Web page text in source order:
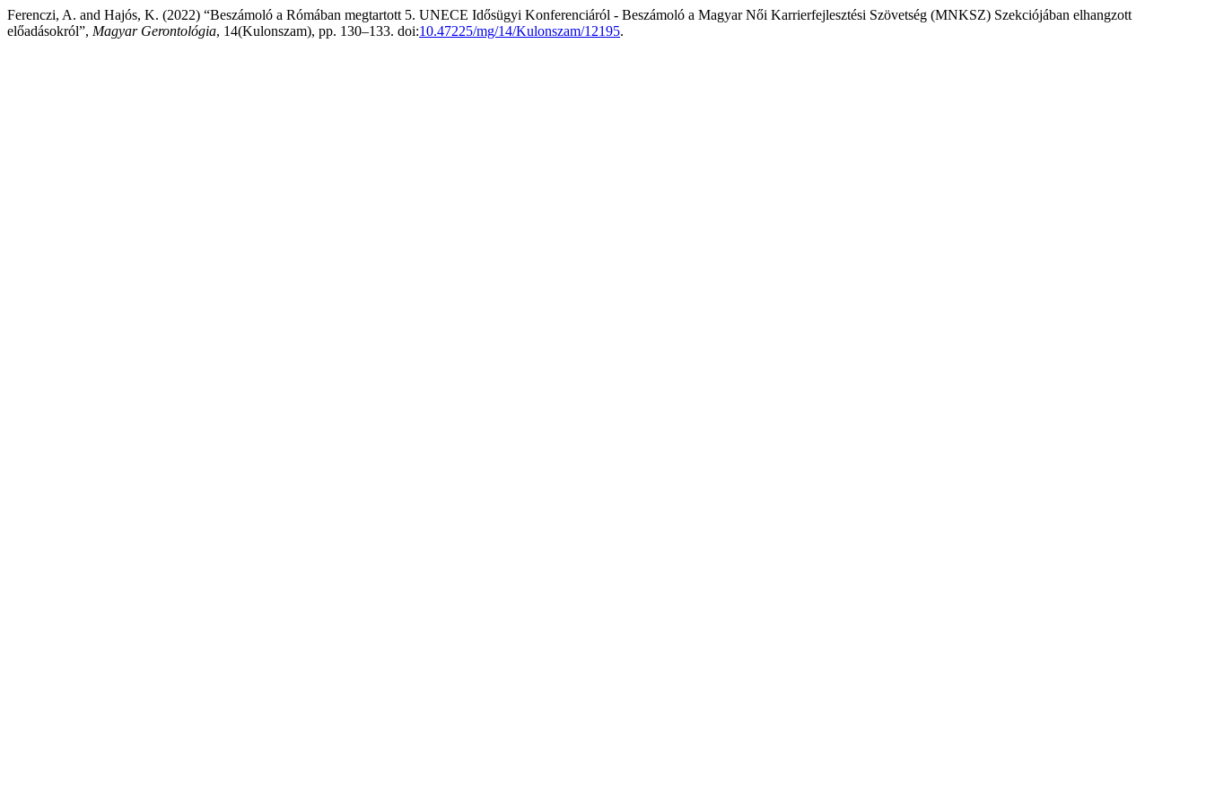
Ferenczi, A. and Hajós, K. (2022) “Beszámoló a Rómában megtartott 5. UNECE Idősügyi Konferenciáról - Beszámoló a Magyar Női Karrierfejlesztési Szövetség (MNKSZ) Szekciójában elhangzott
előadásokról”, Magyar Gerontológia, 14(Kulonszam), pp. 130–133. doi:10.47225/mg/14/Kulonszam/12195.